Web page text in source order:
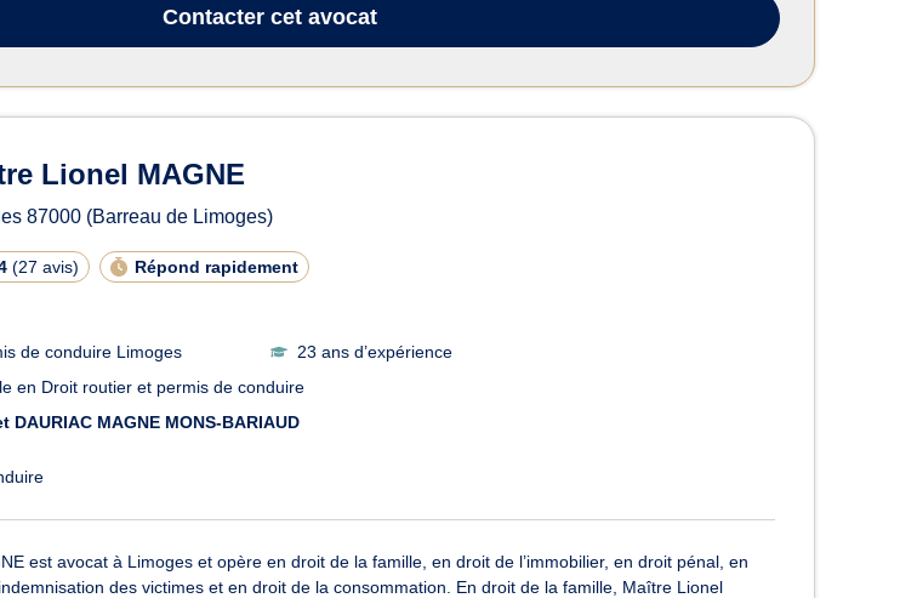
Contacter cet avocat
Lionel MAGNE
87000 (Barreau de Limoges)
(27 avis) Répond rapidement
de conduire Limoges
23 ans d’expérience
en Droit routier et permis de conduire
DAURIAC MAGNE MONS-BARIAUD
est avocat à Limoges et opère en droit de la famille, en droit de l’immobilier, en droit pénal, en
des victimes et en droit de la consommation. En droit de la famille, Maître Lionel